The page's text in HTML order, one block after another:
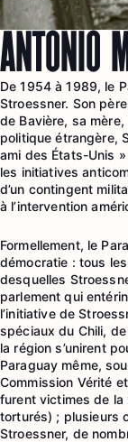
ANTONIO
De 1954 à 1989, le
Stroessner. Son
de Bavière, sa
politique étrangère,
ami des États-Unis
les initiatives
d’un contingent
à l’intervention
Formellement, le
démocratie : tous
desquelles
parlement qui
l’initiative de
spéciaux du Chili, de
la région s’unirent
Paraguay même,
Commission Vérité
furent victimes de la
torturés) ; plusieurs
Stroessner, de